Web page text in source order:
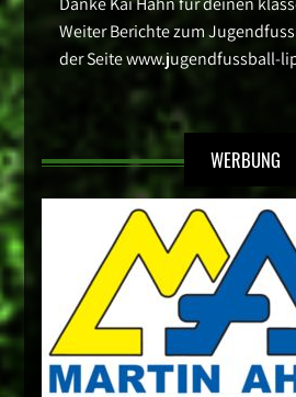
Weiter Berichte zum
der Seite www.jugendfussball-
WERBUNG